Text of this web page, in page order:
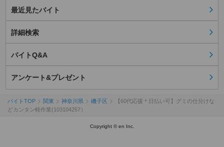
最近見たバイト
詳細検索
バイトQ&A
アンケート&プレゼント
バイトTOP 関東 神奈川県 磯子区
【60代応援＊日払い可】グミの仕分けな
どカンタン軽作業(103104257）
Copyright © en Inc.